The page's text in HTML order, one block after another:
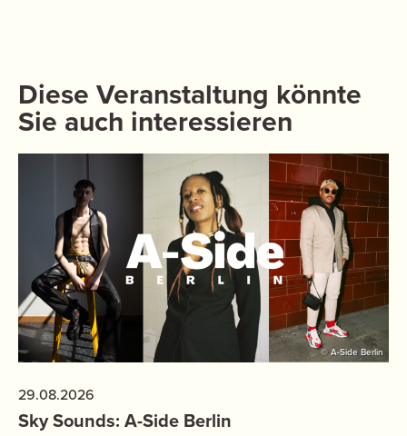
Diese Veranstaltung könnte
Sie auch interessieren
29.08.2026
Sky Sounds: A-Side Berlin
© A-Side Berlin